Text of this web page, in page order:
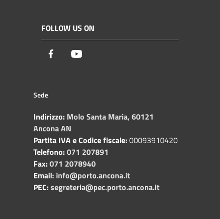
FOLLOW US ON
Facebook
Sede
Indirizzo: Molo Santa Maria, 60121
Ancona AN
Partita IVA e Codice fiscale:00093910420
Telefono:071 207891
Fax:071 2078940
Email: info@porto.ancona.it
PEC:segreteria@pec.porto.ancona.it